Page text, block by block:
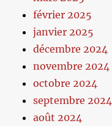
février 2025
janvier 2025
décembre 2024
novembre 2024
octobre 2024
septembre 2024
août 2024